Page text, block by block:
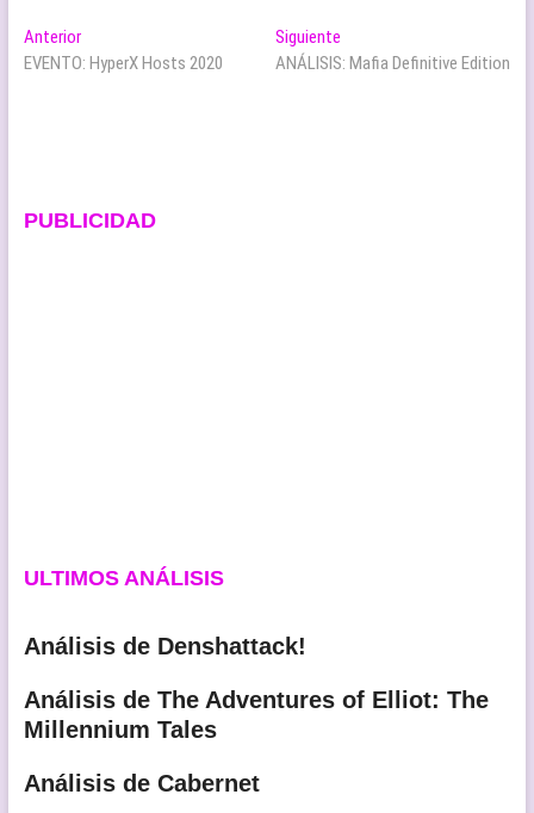
Navegación
de
AnteriorEntrada
anterior:
EVENTO: HyperX Hosts 2020
Siguiente
siguiente:
ANÁLISIS: Mafia Definitive Edition
PUBLICIDAD
ULTIMOS ANÁLISIS
Análisis de Denshattack!
Análisis de The Adventures of Elliot: The
Millennium Tales
Análisis de Cabernet